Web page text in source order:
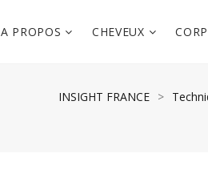
A PROPOS CHEVEUX
INSIGHT FRANCE >